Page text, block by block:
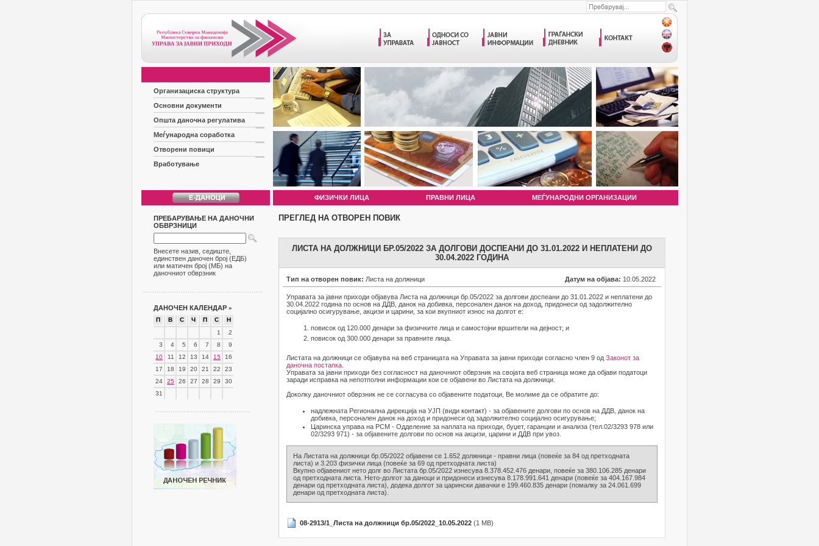
Организациска структура
Основни документи
Општа даночна регулатива
Меѓународна соработка
Отворени повици
Вработување
ФИЗИЧКИ ЛИЦА ПРАВНИ ЛИЦА МЕЃУНАРОДНИ ОРГАНИЗАЦИИ
ПРЕБАРУВАЊЕ НА ДАНОЧНИ
ОБВРЗНИЦИ
Внесете назив, седиште,
единствен даночен број (ЕДБ)
или матичен број (МБ) на
даночниот обврзник
ДАНОЧЕН КАЛЕНДАР »
П В С Ч П С
Н
1
2
3
4 5 6 7 8
9
10
11 12 13 14 15
16
17
18 19 20 21 22
23
24
25 26 27 28 29
30
31
ПРЕГЛЕД НА ОТВОРЕН ПОВИК
ЛИСТА НА ДОЛЖНИЦИ БР.05/2022 ЗА ДОЛГОВИ ДОСПЕАНИ ДО 31.01.2022 И НЕПЛАТЕНИ ДО
30.04.2022 ГОДИНА
Тип на отворен повик: Листа на должници Датум на објава: 10.05.2022
Управата за јавни приходи објавува Листа на должници бр.05/2022 за долгови доспеани до 31.01.2022 и неплатени до
30.04.2022 година по основ на ДДВ, данок на добивка, персонален данок на доход, придонеси од задолжително
социјално осигурување, акцизи и царини, за кои вкупниот износ на долгот е:
повисок од 120.000 денари за физичките лица и самостојни вршители на дејност; и
повисок од 300.000 денари за правните лица.
Листата на должници се објавува на веб страницата на Управата за јавни приходи согласно член 9 од Законот за
даночна постапка
Управата за јавни приходи без согласност на даночниот обврзник на својата веб страница може да објави податоци
заради исправка на непотполни информации кои се објавени во Листата на должници.
Доколку даночниот обврзник не се согласува со објавените податоци, Ве молиме да се обратите до:
надлежната Регионална дирекција на УЈП (види контакт) - за објавените долгови по основ на ДДВ, данок на
добивка, персонален данок на доход и придонеси од задолжително социјално осигурување;
Царинска управа на РСМ - Одделение за наплата на приходи, буџет, гаранции и анализа (тел.02/3293 978 или
02/3293 971) - за објавените долгови по основ на акцизи, царини и ДДВ при увоз.
На Листата на должници бр.05/2022 објавени се 1.652 должници - правни лица (повеќе за 84 од претходната
листа) и 3.203 физички лица (повеќе за 69 од претходната листа)
Вкупно објавениот нето долг во Листата бр.05/2022 изнесува 8.378.452.476 денари, повеќе за 380.106.285 денари
од претходната листа. Нето-долгот за даноци и придонеси изнесува 8.178.991.641 денари (повеќе за 404.167.984
денари од претходната листа), додека долгот за царински давачки е 199.460.835 денари (помалку за 24.061.699
денари од претходната листа).
08-2913/1_Листа на должници бр.05/2022_10.05.2022 (1 MB)